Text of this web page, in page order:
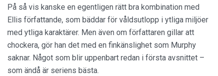
På så vis kanske en egentligen rätt bra kombination med
Ellis författande, som bäddar för våldsutlopp i ytliga miljöer
med ytliga karaktärer. Men även om författaren gillar att
chockera, gör han det med en finkänslighet som Murphy
saknar. Något som blir uppenbart redan i första avsnittet –
som ändå är seriens bästa.